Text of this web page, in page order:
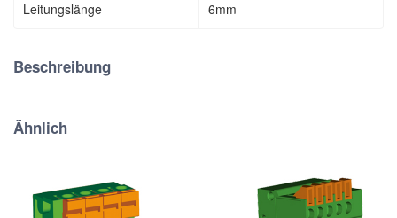
Leitungslänge 6mm
Beschreibung
Ähnlich